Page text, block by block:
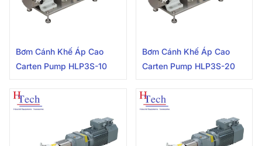
Bơm Cánh Khế Áp Cao
Carten Pump HLP3S-10
Bơm Cánh Khế Áp Cao
Carten Pump HLP3S-20